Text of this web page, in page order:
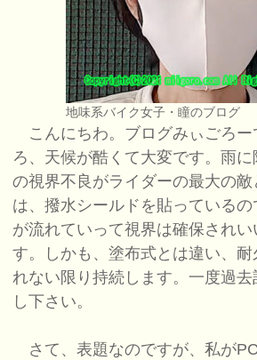
地味系バイク女子・瞳のブログ
こんにちわ。ブログみぃごろー
ろ、天候が酷くて大変です。雨
の視界不良がライダーの最大の
は、撥水シールドを貼っている
が流れていって視界は確保されい
す。しかも、塗布式とは違い、
れない限り持続します。一度過
し下さい。
さて、表題なのですが、私が